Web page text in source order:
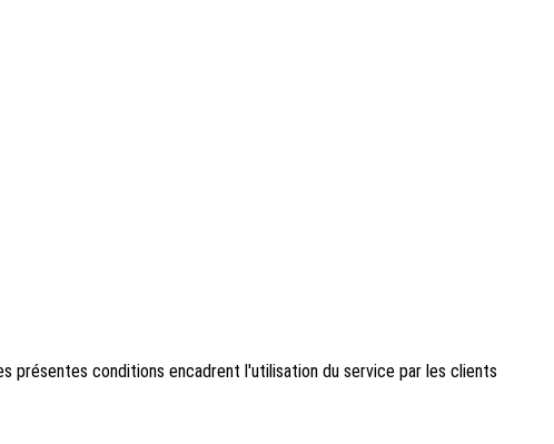
présentes conditions encadrent l'utilisation du service par les clients